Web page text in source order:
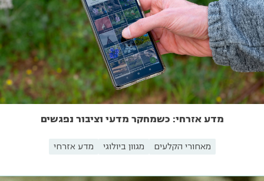
מדע אזרחי: כשמחקר מדעי וציבור נפגשים
מאחורי הקלעים מגוון ביולוגי מדע אזרחי